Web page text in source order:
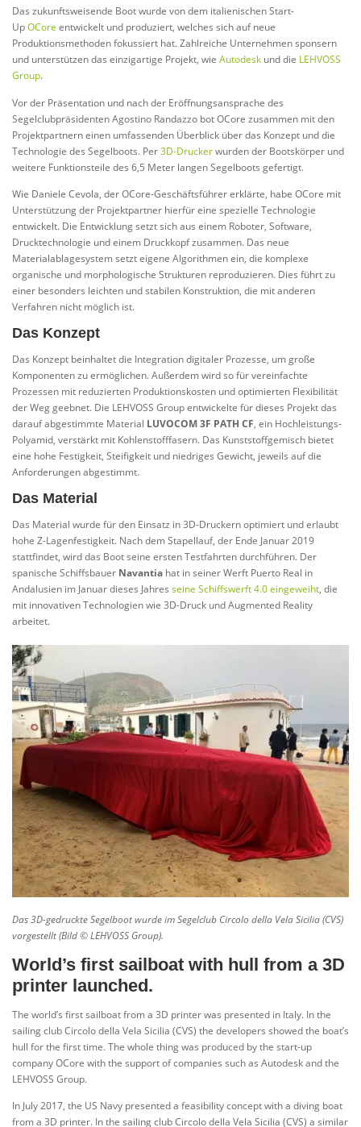
Das zukunftsweisende Boot wurde von dem italienischen Start-
UpOCore entwickelt und produziert, welches sich auf neue
Produktionsmethoden fokussiert hat. Zahlreiche Unternehmen sponsern
und unterstützen das einzigartige Projekt, wie Autodesk und die LEHVOSS
Group.
Vor der Präsentation und nach der Eröffnungsansprache des
Segelclubpräsidenten Agostino Randazzo bot OCore zusammen mit den
Projektpartnern einen umfassenden Überblick über das Konzept und die
Technologie des Segelboots. Per3D-Druckerwurden der Bootskörper und
weitere Funktionsteile des 6,5 Meter langen Segelboots gefertigt.
Wie Daniele Cevola, der OCore-Geschäftsführer erklärte, habe OCore mit
Unterstützung der Projektpartner hierfür eine spezielle Technologie
entwickelt. Die Entwicklung setzt sich aus einem Roboter, Software,
Drucktechnologie und einem Druckkopf zusammen. Das neue
Materialablagesystem setzt eigene Algorithmen ein, die komplexe
organische und morphologische Strukturen reproduzieren. Dies führt zu
einer besonders leichten und stabilen Konstruktion, die mit anderen
Verfahren nicht möglich ist.
Das Konzept
Das Konzept beinhaltet die Integration digitaler Prozesse, um große
Komponenten zu ermöglichen. Außerdem wird so für vereinfachte
Prozessen mit reduzierten Produktionskosten und optimierten Flexibilität
der Weg geebnet. Die LEHVOSS Group entwickelte für dieses Projekt das
darauf abgestimmte Material LUVOCOM 3F PATH CF, ein Hochleistungs-
Polyamid, verstärkt mit Kohlenstofffasern. Das Kunststoffgemisch bietet
eine hohe Festigkeit, Steifigkeit und niedriges Gewicht, jeweils auf die
Anforderungen abgestimmt.
Das Material
Das Material wurde für den Einsatz in 3D-Druckern optimiert und erlaubt
hohe Z-Lagenfestigkeit. Nach dem Stapellauf, der Ende Januar 2019
stattfindet, wird das Boot seine ersten Testfahrten durchführen. Der
spanische Schiffsbauer Navantia hat in seiner Werft Puerto Real in
Andalusien im Januar dieses Jahres seine Schiffswerft 4.0 eingeweiht, die
mit innovativen Technologien wie 3D-Druck und Augmented Reality
arbeitet.
Das 3D-gedruckte Segelboot wurde im Segelclub Circolo della Vela Sicilia (CVS)
vorgestellt (Bild © LEHVOSS Group).
World’s first sailboat with hull from a 3D
printer launched.
The world’s first sailboat from a 3D printer was presented in Italy. In the
sailing club Circolo della Vela Sicilia (CVS) the developers showed the boat’s
hull for the first time. The whole thing was produced by the start-up
company OCore with the support of companies such as Autodesk and the
LEHVOSS Group.
In July 2017, the US Navy presented a feasibility concept with a diving boat
from a 3D printer. In the sailing club Circolo della Vela Sicilia (CVS) a similar